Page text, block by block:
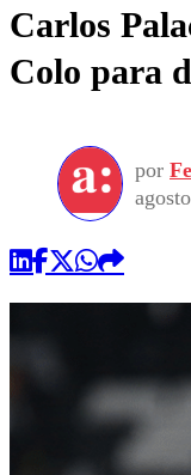
Carlos
Colo para
por